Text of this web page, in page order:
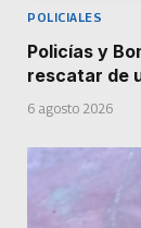
POLICIALES
Policías y
rescatar de
6 agosto 2026